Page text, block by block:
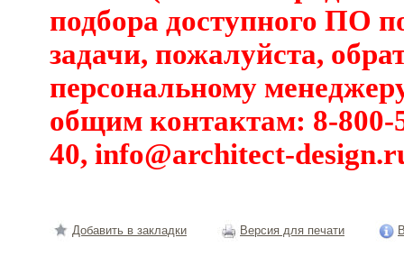
подбора доступного ПО
задачи, пожалуйста,
персональному
общим контактам: 8-800-
40, info@architect-
Добавить в закладки Версия для печати